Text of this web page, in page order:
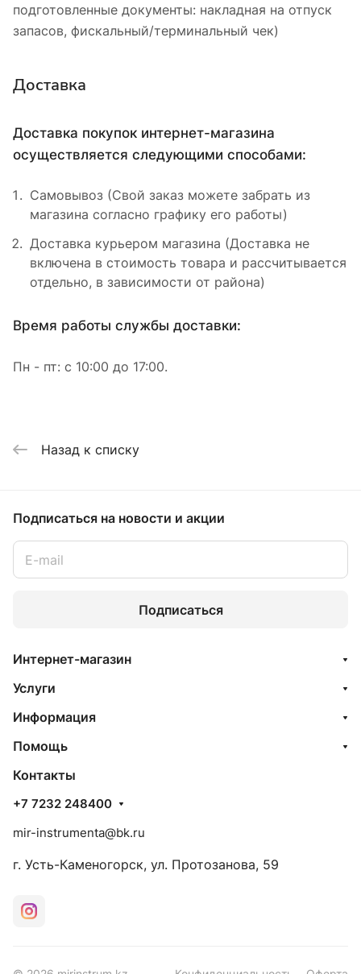
подготовленные документы: накладная на отпуск
запасов, фискальный/терминальный чек)
Доставка
Доставка покупок интернет-магазина
осуществляется следующими способами:
Самовывоз (Свой заказ можете забрать из
магазина согласно графику его работы)
Доставка курьером магазина (Доставка не
включена в стоимость товара и рассчитывается
отдельно, в зависимости от района)
Время работы службы доставки:
Пн - пт: с 10:00 до 17:00.
Назад к списку
Подписаться на новости и акции
Подписаться
Интернет-магазин
Услуги
Информация
Помощь
Контакты
+7 7232 248400
mir-instrumenta@bk.ru
г. Усть-Каменогорск, ул. Протозанова, 59